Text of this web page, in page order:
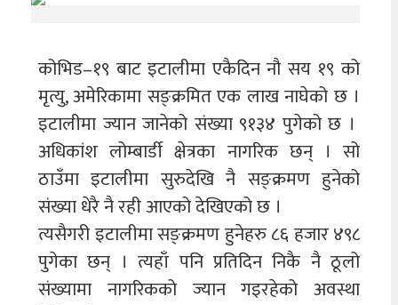
कोभिड–१९ बाट इटालीमा एकैदिन नौ सय १९ को
मृत्यु, अमेरिकामा सङ्क्रमित एक लाख नाघेको छ ।
इटालीमा ज्यान जानेको संख्या ९१३४ पुगेको छ ।
अधिकांश लोम्बार्डी क्षेत्रका नागरिक छन् । सो
ठाउँमा इटालीमा सुरुदेखि नै सङ्क्रमण हुनेको
संख्या धेरै नै रही आएको देखिएको छ ।
त्यसैगरी इटालीमा सङ्क्रमण हुनेहरु ८६ हजार ४९८
पुगेका छन् । त्यहाँ पनि प्रतिदिन निकै नै ठूलो
संख्यामा नागरिकको ज्यान गइरहेको अवस्था